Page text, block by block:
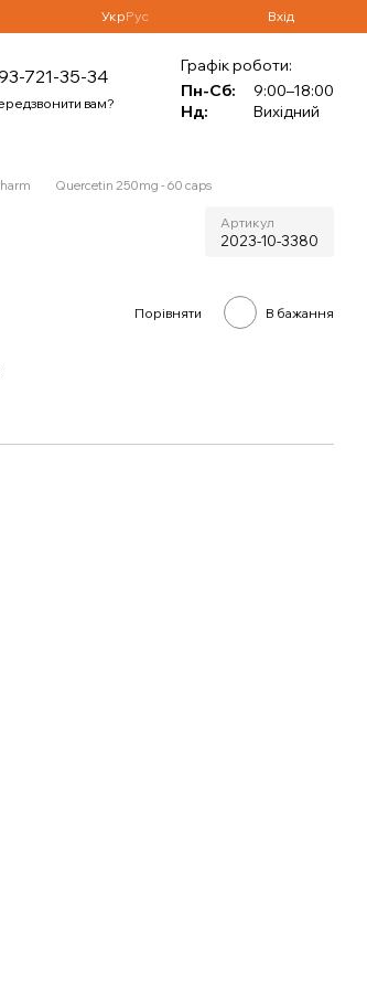
УкрРус Вхід
721-35-34
вам?
Графік роботи:
Пн-Сб:
9:00–18:00
Нд:
Вихідний
Quercetin 250mg - 60 caps
Артикул
2023-10-3380
Порівняти В бажання